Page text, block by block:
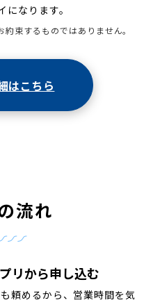
になります。
束するものではありません。
はこちら
流れ
リから申し込む
頼めるから、営業時間を気